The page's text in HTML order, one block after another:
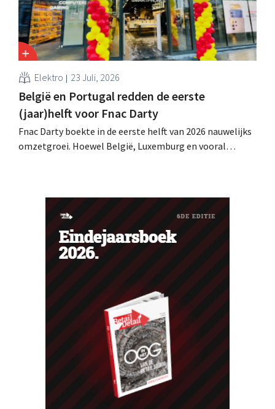
Elektro 23 Juli, 2026
België en Portugal redden de eerste
(jaar)helft voor Fnac Darty
Fnac Darty boekte in de eerste helft van 2026 nauwelijks
omzetgroei. Hoewel België, Luxemburg en vooral